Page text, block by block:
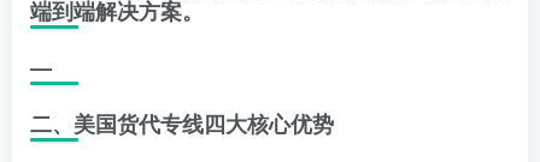
端到端解决方案。
—
二、美国货代专线四大核心优势